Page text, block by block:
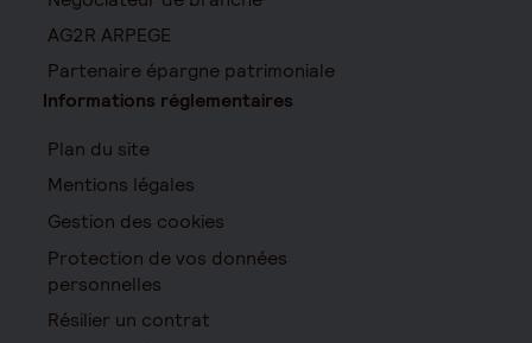
AG2R ARPEGE
Partenaire épargne patrimoniale
Informations réglementaires
Plan du site
Mentions légales
Gestion des cookies
Protection de vos données
personnelles
Résilier un contrat